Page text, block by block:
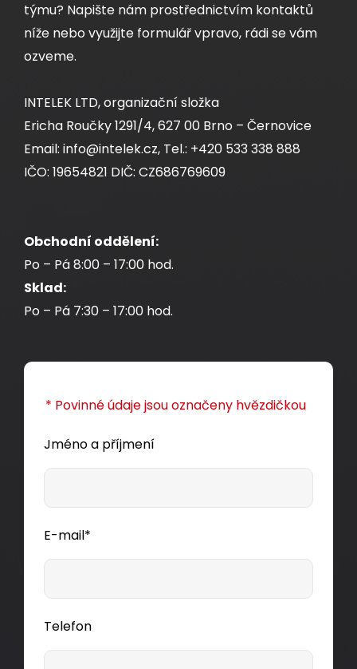
týmu? Napište nám prostřednictvím kontaktů
níže nebo využijte formulář vpravo, rádi se vám
ozveme.
INTELEK LTD, organizační složka
Ericha Roučky 1291/4, 627 00 Brno – Černovice
Email: info@intelek.cz, Tel.: +420 533 338 888
IČO: 19654821 DIČ: CZ686769609
Obchodní oddělení:
Po – Pá 8:00 – 17:00 hod.
Sklad:
Po – Pá 7:30 – 17:00 hod.
* Povinné údaje jsou označeny hvězdičkou
Jméno a příjmení
E-mail*
Telefon